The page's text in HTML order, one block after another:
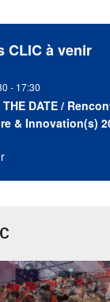
CLIC à venir
- 17:30
THE DATE /
& Innovation(s)